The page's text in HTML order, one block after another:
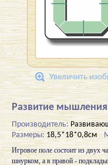
Увеличить
Развитие
Производитель:
Размеры:18,5*18*0,8см
Игровое поле состоит из двух
шнурком, а в правой -